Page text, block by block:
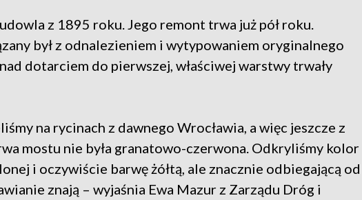
z 1895 roku. Jego remont trwa już pół roku.
był z odnalezieniem i wytypowaniem oryginalnego
dotarciem do pierwszej, właściwej warstwy trwały
na rycinach z dawnego Wrocławia, a więc jeszcze z
mostu nie była granatowo-czerwona. Odkryliśmy kolor
i oczywiście barwę żółtą, ale znacznie odbiegającą od
znają – wyjaśnia Ewa Mazur z Zarządu Dróg i